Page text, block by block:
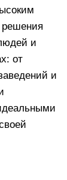
решения
и
от
и